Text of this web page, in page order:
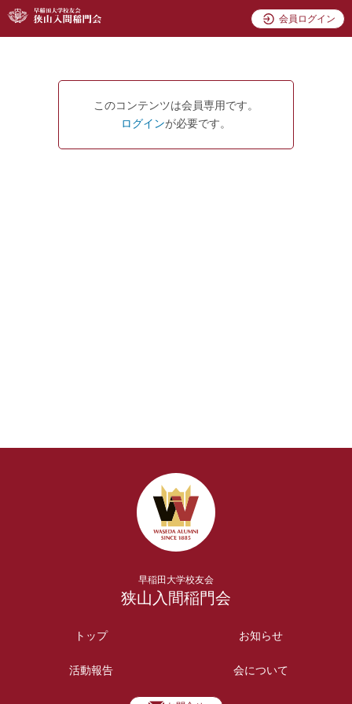
会員ログイン
このコンテンツは会員専用です。
ログインが必要です。
早稲田大学校友会
狭山入間稲門会
トップ お知らせ
活動報告 会について